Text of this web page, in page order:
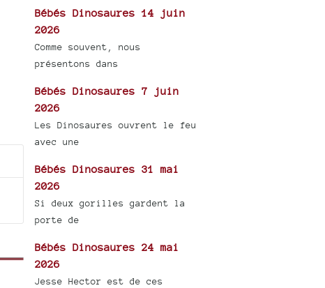
Bébés Dinosaures 14 juin
2026
Comme souvent, nous
présentons dans
Bébés Dinosaures 7 juin
2026
Les Dinosaures ouvrent le feu
avec une
Bébés Dinosaures 31 mai
2026
Si deux gorilles gardent la
porte de
Bébés Dinosaures 24 mai
2026
Jesse Hector est de ces